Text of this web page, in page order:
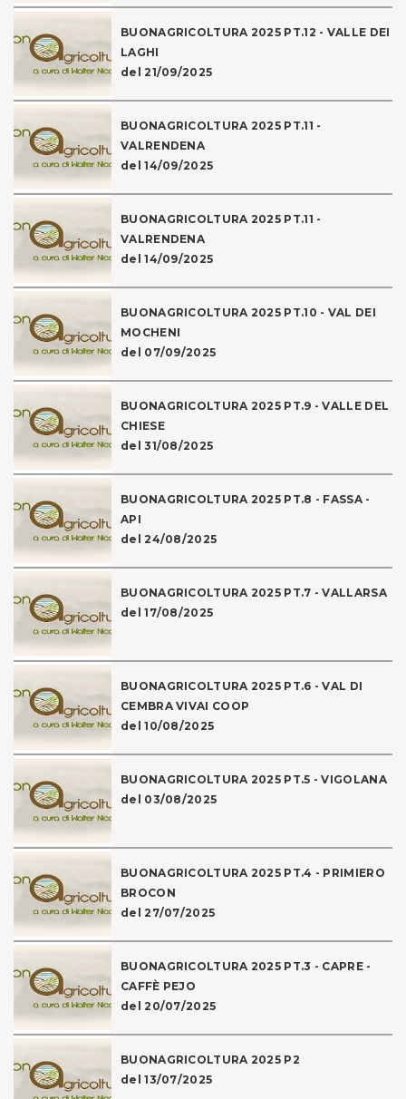
BUONAGRICOLTURA 2025 PT.12 - VALLE DEI
LAGHI
del 21/09/2025
BUONAGRICOLTURA 2025 PT.11 -
VALRENDENA
del 14/09/2025
BUONAGRICOLTURA 2025 PT.11 -
VALRENDENA
del 14/09/2025
BUONAGRICOLTURA 2025 PT.10 - VAL DEI
MOCHENI
del 07/09/2025
BUONAGRICOLTURA 2025 PT.9 - VALLE DEL
CHIESE
del 31/08/2025
BUONAGRICOLTURA 2025 PT.8 - FASSA -
API
del 24/08/2025
BUONAGRICOLTURA 2025 PT.7 - VALLARSA
del 17/08/2025
BUONAGRICOLTURA 2025 PT.6 - VAL DI
CEMBRA VIVAI COOP
del 10/08/2025
BUONAGRICOLTURA 2025 PT.5 - VIGOLANA
del 03/08/2025
BUONAGRICOLTURA 2025 PT.4 - PRIMIERO
BROCON
del 27/07/2025
BUONAGRICOLTURA 2025 PT.3 - CAPRE -
CAFFÈ PEJO
del 20/07/2025
BUONAGRICOLTURA 2025 P2
del 13/07/2025